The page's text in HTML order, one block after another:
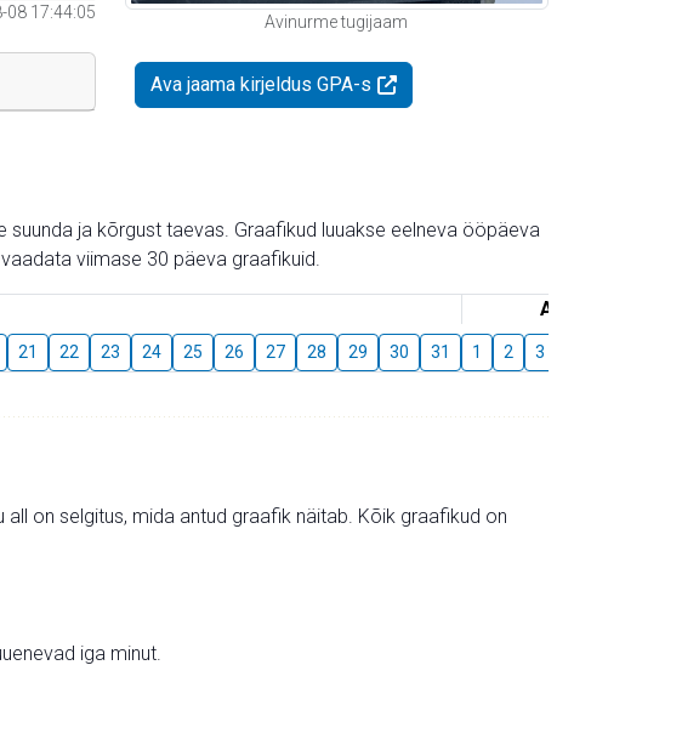
08 17:44:05
Avinurme tugijaam
Ava jaama kirjeldus GPA-s
ja kõrgust taevas. Graafikud luuakse eelneva ööpäeva
viimase 30 päeva graafikuid.
August
21 22 23 24 25 26 27 28 29 30 31 1 2 3
on selgitus, mida antud graafik näitab. Kõik graafikud on
iga minut.